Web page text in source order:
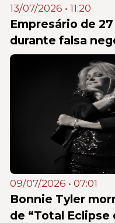
13/07/2026 • 11:20
Empresário de
durante falsa
09/07/2026 • 07:01
Bonnie Tyler
de “Total